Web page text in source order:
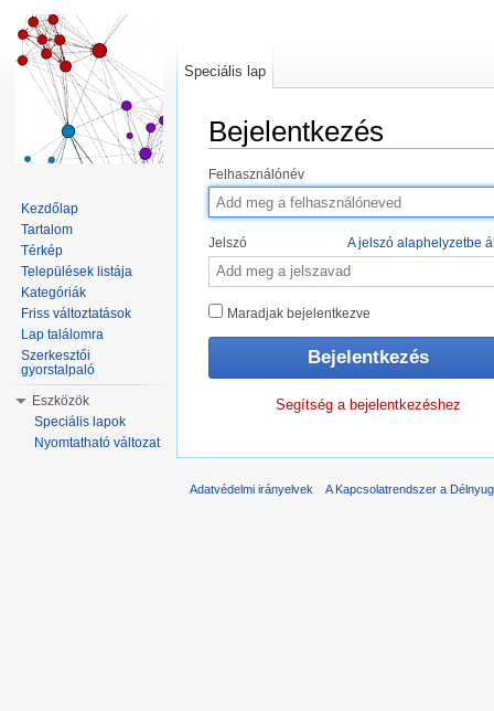
Bejelentkezés
Felhasználónév
Jelszó A jelszó alaphelyzetbe
Maradjak bejelentkezve
Segítség a bejelentkezéshez
Speciális lap
Kezdőlap
Tartalom
Térkép
Települések listája
Kategóriák
Friss változtatások
Lap találomra
Szerkesztői
gyorstalpaló
Eszközök
Speciális lapok
Nyomtatható változat
Adatvédelmi irányelvek A Kapcsolatrendszer a